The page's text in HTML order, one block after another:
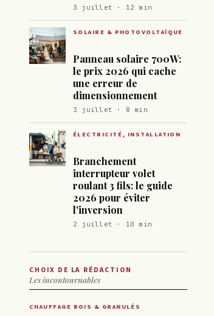
3 juillet · 12 min
SOLAIRE & PHOTOVOLTAÏQUE
Panneau solaire 700W:
le prix 2026 qui cache
une erreur de
dimensionnement
3 juillet · 8 min
ÉLECTRICITÉ, INSTALLATION
Branchement
interrupteur volet
roulant 3 fils: le guide
2026 pour éviter
l'inversion
2 juillet · 10 min
CHOIX DE LA RÉDACTION
Les incontournables
CHAUFFAGE BOIS & GRANULÉS